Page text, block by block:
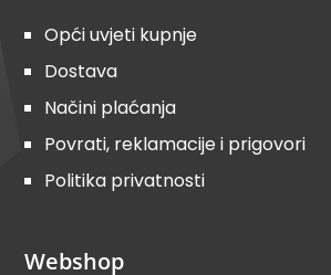
Opći uvjeti kupnje
Dostava
Načini plaćanja
Povrati, reklamacije i prigovori
Politika privatnosti
Webshop